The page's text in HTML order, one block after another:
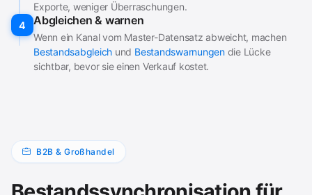
Exporte, weniger Überraschungen.
4
Abgleichen & warnen
Wenn ein Kanal vom Master-Datensatz abweicht, machen
Bestandsabgleich und Bestandswarnungendie Lücke
sichtbar, bevor sie einen Verkauf kostet.
B2B & Großhandel